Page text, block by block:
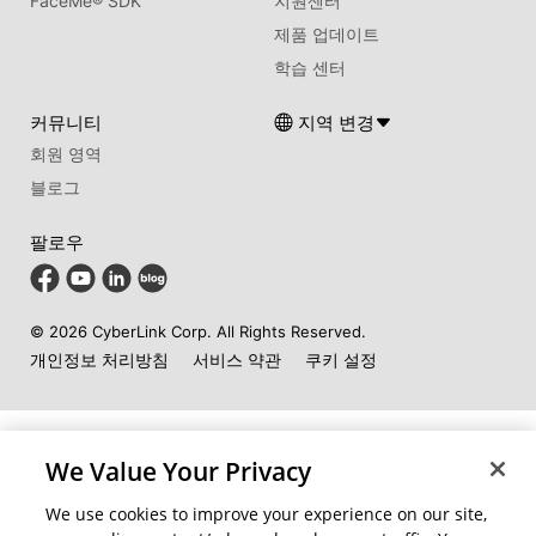
제품 업데이트
학습 센터
커뮤니티
회원 영역
블로그
팔로우
지역 변경
© 2026 CyberLink Corp. All Rights Reserved.
개인정보 처리방침 서비스 약관 쿠키 설정
We Value Your Privacy
We use cookies to improve your experience on our site,